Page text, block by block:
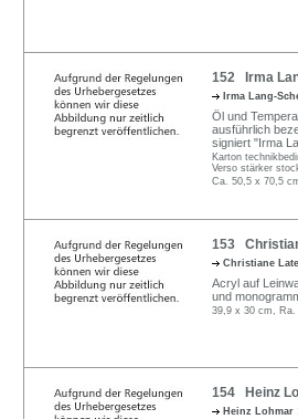
152 Irma
Irma Lang-
Öl und
ausführlich
signiert "Irma
Karton
Verso stärker
Ca. 50,5 x 70,5
153
Christiane
Acryl auf
und
39,9 x 30 cm,
154 Heinz
Heinz Lohmar